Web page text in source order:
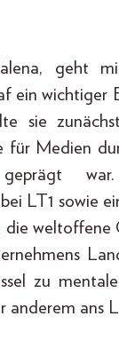
geht
ein wichtiger
sie zunächst
für Medien
geprägt
LT1 sowie
weltoffene
zu
anderem ans